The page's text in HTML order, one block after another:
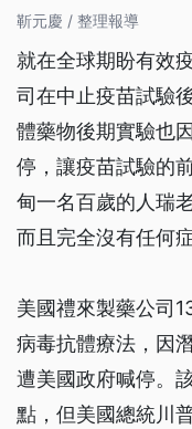
靳元慶 / 整理報導
就在全球期盼有效
司在中止疫苗試驗
體藥物後期實驗也
停，讓疫苗試驗的
甸一名百歲的人瑞
而且完全沒有任何症
美國禮來製藥公司
病毒抗體療法，因
遭美國政府喊停。
點，但美國總統川